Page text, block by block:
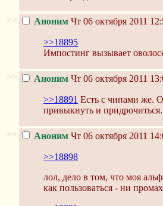
>> Аноним Чт 06 октября 2011
>>18895
Импостинг вызывает
>> Аноним Чт 06 октября 2011
>>18891 Есть с чипами же.
привыкнуть и
>> Аноним Чт 06 октября 2011
>>18898
лол, дело в том, что моя
как пользоваться - ни